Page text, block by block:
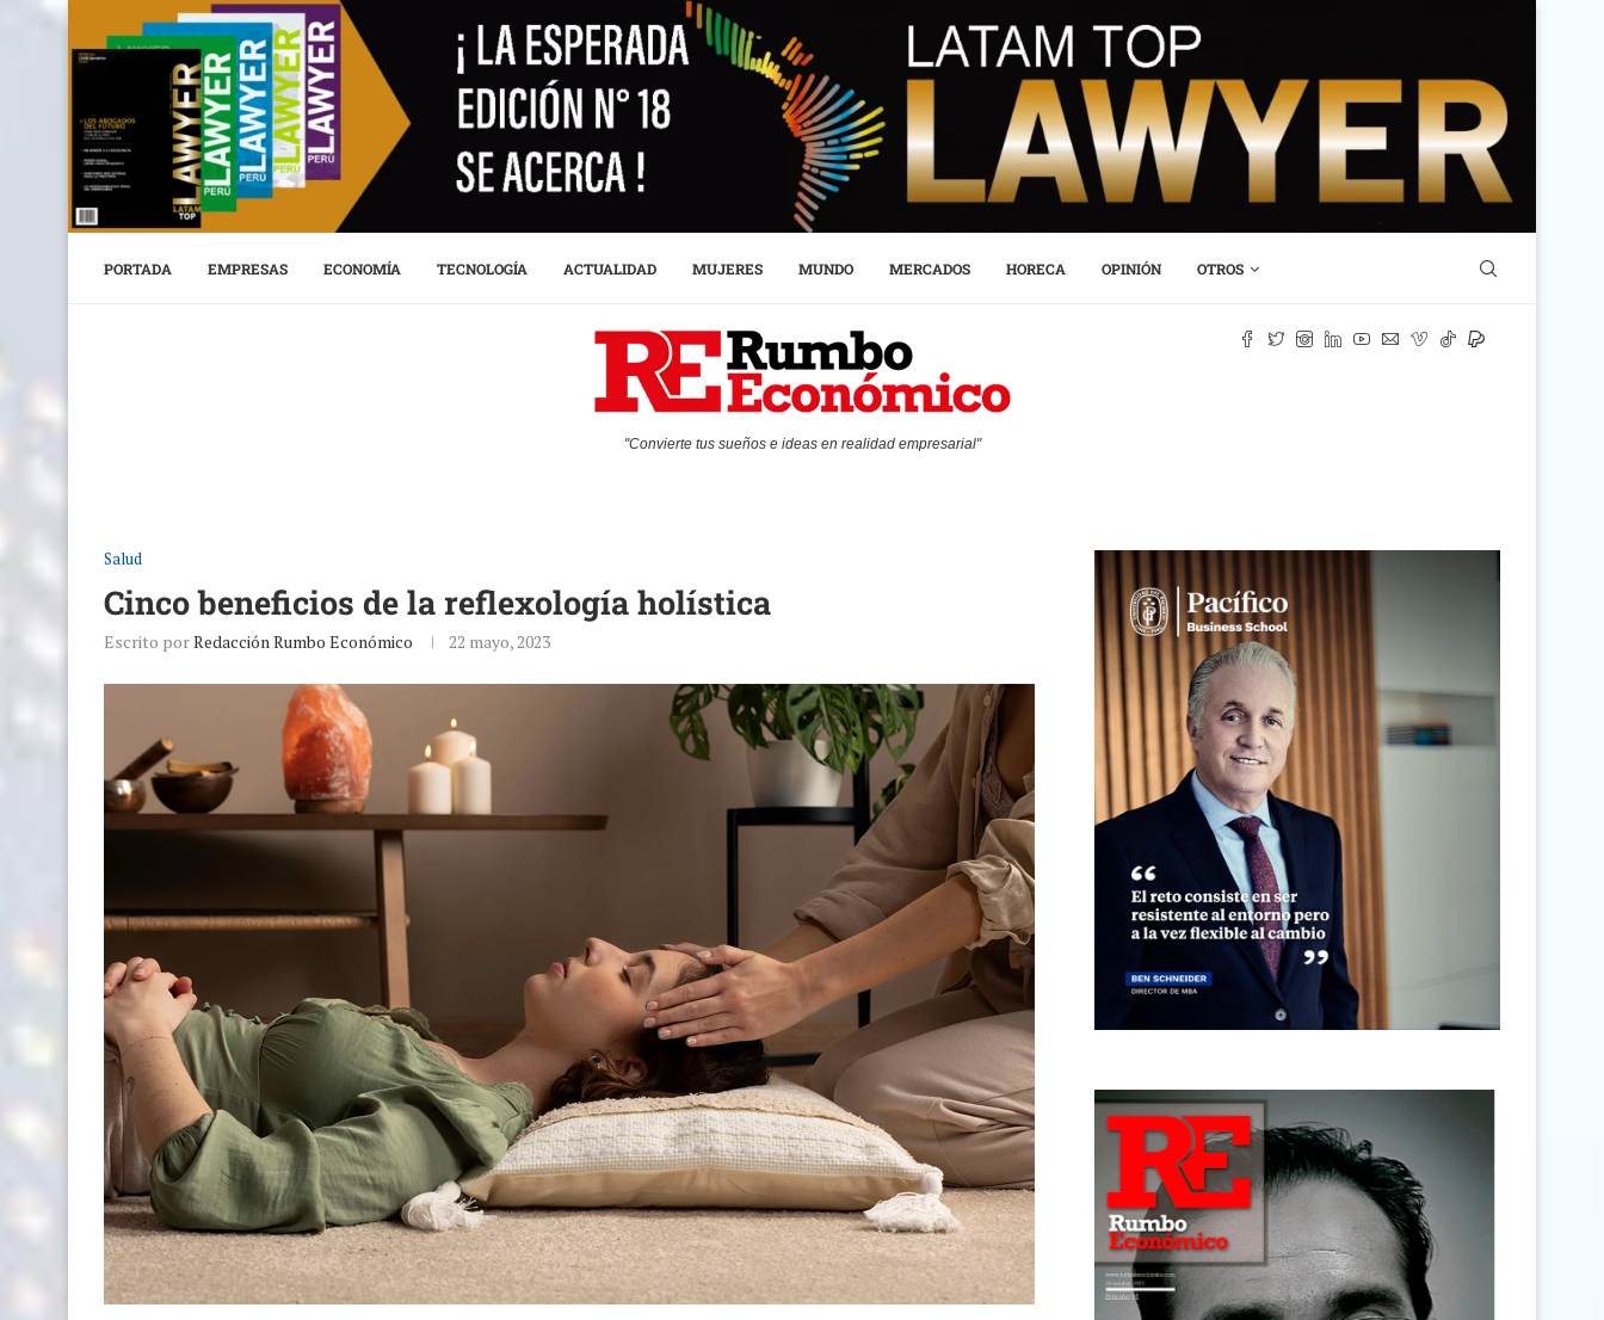
PORTADA EMPRESAS ECONOMÍA TECNOLOGÍA ACTUALIDAD MUJERES MUNDO MERCADOS HORECA OPINIÓN OTROS
"Convierte tus sueños e ideas en realidad empresarial"
Salud
Cinco beneficios de la reflexología holística
Escrito porRedacción Rumbo Económico 22 mayo, 2023